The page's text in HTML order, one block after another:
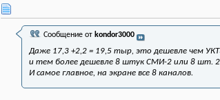
Сообщение от kondor3000
Даже 17,3 +2,2 = 19,5 тыр, это дешевле чем
и тем более дешевле 8 штук СМИ-2 или 8 шт.
И самое главное, на экране все 8 каналов.